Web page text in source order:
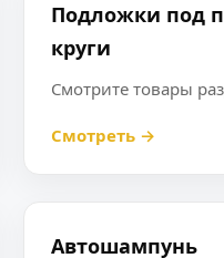
Подложки под
круги
Смотрите товары
Смотреть →
Автошампунь